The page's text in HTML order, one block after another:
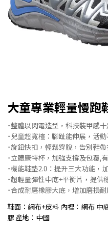
大童專業輕量慢
˙整體以閃電造型，科技裝甲感
˙兒童超寬楦：腳趾能伸展，活動
˙旋鈕快扣，輕鬆穿脫，告別鞋帶
˙立體康特杯，加強支撐及包覆,
˙機能鞋墊2.0：提升三大功能，
˙超輕量彈性中底+平衡片，提供
˙合成耐磨橡膠大底，增加磨損
鞋面：網布+皮料 內裡：網布 中
膠 產地：中國